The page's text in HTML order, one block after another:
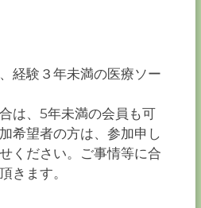
経験３年未満の医療ソー
は、5年未満の会員も可
希望者の方は、参加申し
ください。ご事情等に合
きます。